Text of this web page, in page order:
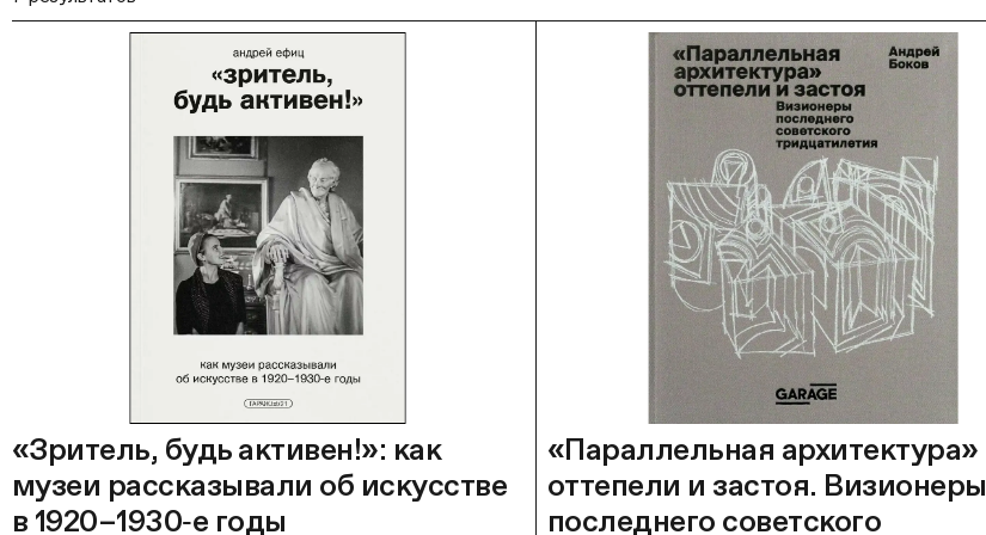
«Зритель, будь активен!»: как
музеи рассказывали об искусстве
в 1920–1930‑е годы
«Параллельная архитектура»
оттепели и застоя. Визионеры
последнего советского